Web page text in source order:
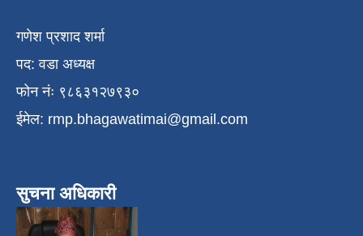
गणेश प्रशाद शर्मा
पद: वडा अध्यक्ष
फोन नंः ९८६३१२७९३०
ईमेल: rmp.bhagawatimai@gmail.com
सुचना अधिकारी